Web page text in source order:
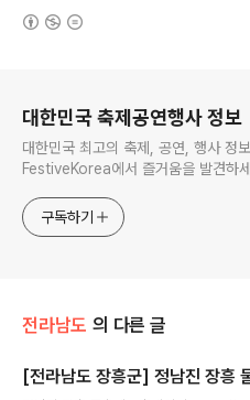
대한민국 축제공연행사 정보
대한민국 최고의 축제, 공연, 행사 정
FestiveKorea에서 즐거움을 발견하
구독하기
전라남도 의 다른 글
[전라남도 장흥군] 정남진 장흥